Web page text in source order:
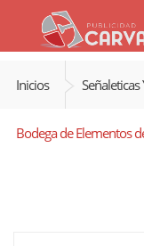
Inicios Señaleticas
Bodega de Elementos